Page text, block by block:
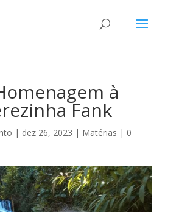
à
Fank
| dez 26, 2023 | Matérias | 0